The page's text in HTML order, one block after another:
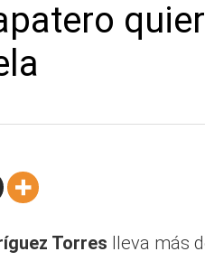
Torres lleva más